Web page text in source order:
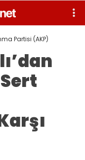
Partisi (AKP)